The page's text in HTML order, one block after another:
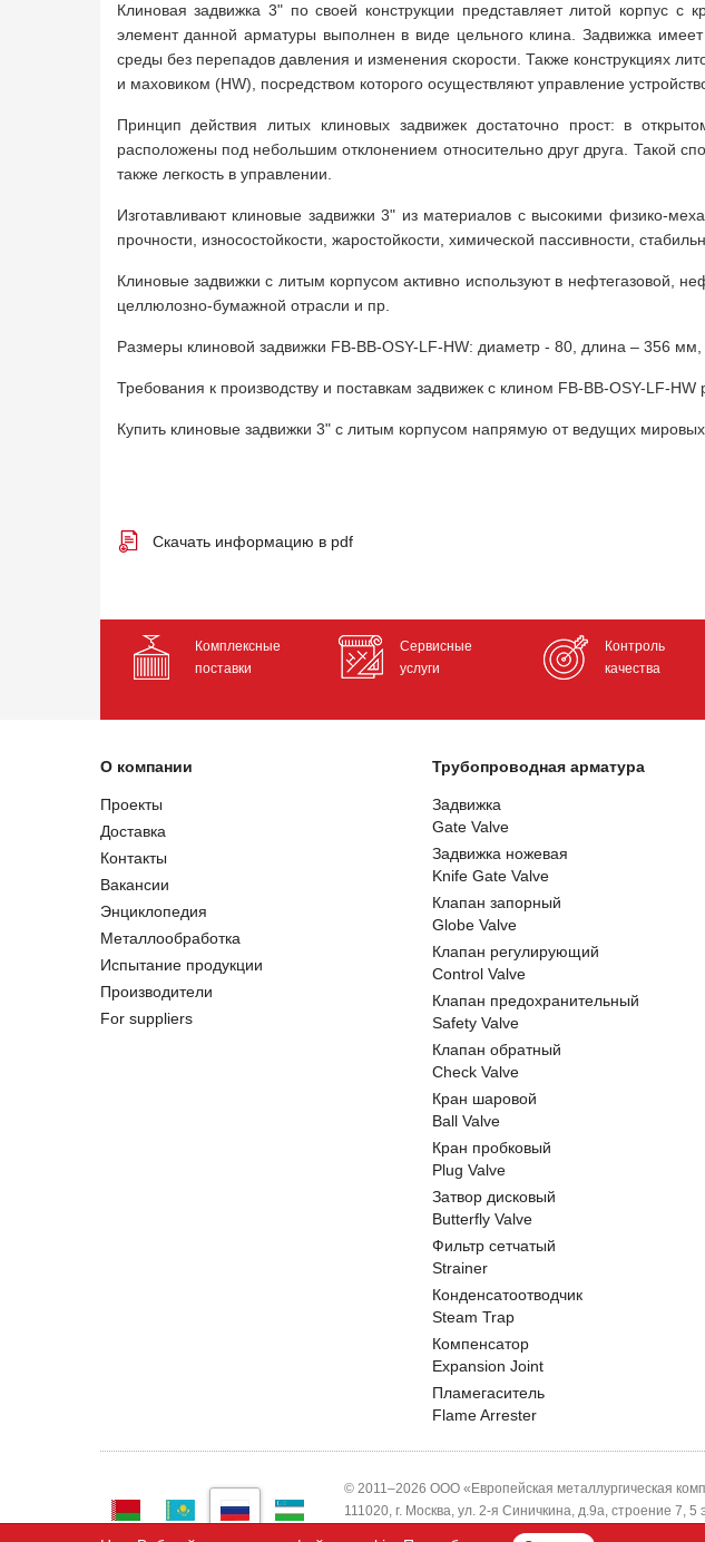
Клиновая задвижка 3" по своей конструкции представляет литой корпус
элемент данной арматуры выполнен в виде цельного клина. Задвижка
среды без перепадов давления и изменения скорости. Также конструкциях
и маховиком (HW), посредством которого осуществляют управление
Принцип действия литых клиновых задвижек достаточно прост: в
расположены под небольшим отклонением относительно друг друга. Такой
также легкость в управлении.
Изготавливают клиновые задвижки 3" из материалов с высокими физико-
прочности, износостойкости, жаростойкости, химической пассивности,
Клиновые задвижки с литым корпусом активно используют в нефтегазовой,
целлюлозно-бумажной отрасли и пр.
Размеры клиновой задвижки FB-BB-OSY-LF-HW: диаметр - 80, длина – 356
Требования к производству и поставкам задвижек с клином FB-BB-OSY-LF-HW
Купить клиновые задвижки 3" с литым корпусом напрямую от ведущих
Скачать информацию в pdf
Комплексные
поставки
Сервисные
услуги
Контроль
качества
О компании
Проекты
Доставка
Контакты
Вакансии
Энциклопедия
Металлообработка
Испытание продукции
Производители
For suppliers
Трубопроводная арматура
Задвижка
Gate Valve
Задвижка ножевая
Knife Gate Valve
Клапан запорный
Globe Valve
Клапан регулирующий
Control Valve
Клапан предохранительный
Safety Valve
Клапан обратный
Check Valve
Кран шаровой
Ball Valve
Кран пробковый
Plug Valve
Затвор дисковый
Butterfly Valve
Фильтр сетчатый
Strainer
Конденсатоотводчик
Steam Trap
Компенсатор
Expansion Joint
Пламегаситель
Flame Arrester
© 2011–2026 ООО «Европейская металлургическая
111020, г. Москва, ул. 2-я Синичкина, д.9а, строение 7,
ИНН 7743820503 ООО "ЕМК"